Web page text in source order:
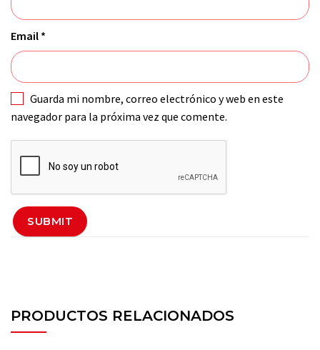
Email *
Guarda mi nombre, correo electrónico y web en este
navegador para la próxima vez que comente.
PRODUCTOS RELACIONADOS